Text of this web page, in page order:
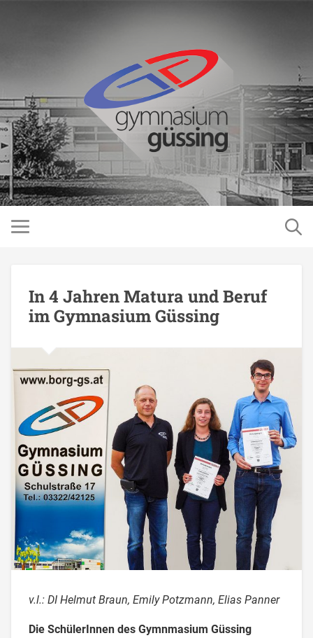
In 4 Jahren Matura und Beruf
im Gymnasium Güssing
v.l.: DI Helmut Braun, Emily Potzmann, Elias Panner
Die SchülerInnen des Gymnmasium Güssing